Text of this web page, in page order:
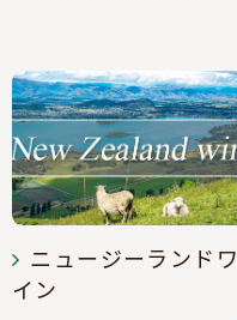
ニュージーランドワ
イン